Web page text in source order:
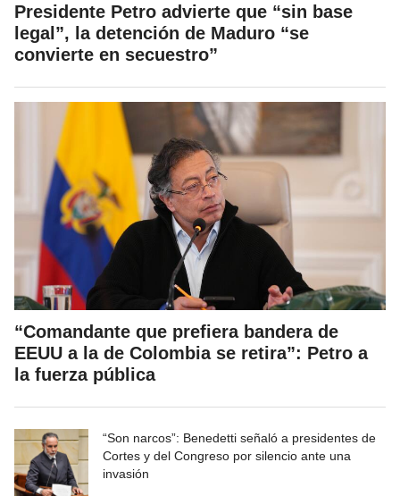
Presidente Petro advierte que “sin base
legal”, la detención de Maduro “se
convierte en secuestro”
“Comandante que prefiera bandera de
EEUU a la de Colombia se retira”: Petro a
la fuerza pública
“Son narcos”: Benedetti señaló a presidentes de
Cortes y del Congreso por silencio ante una
invasión